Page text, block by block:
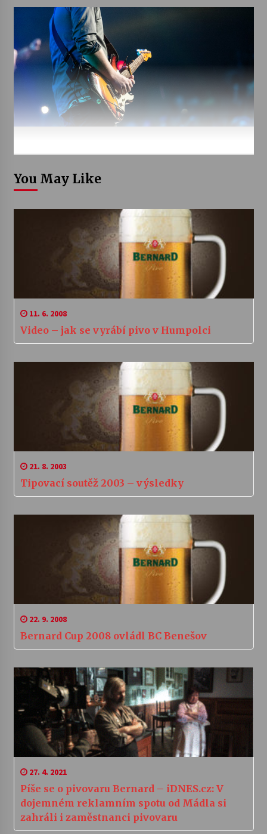
You May Like
11. 6. 2008
Video – jak se vyrábí pivo v Humpolci
21. 8. 2003
Tipovací soutěž 2003 – výsledky
22. 9. 2008
Bernard Cup 2008 ovládl BC Benešov
27. 4. 2021
Píše se o pivovaru Bernard – iDNES.cz: V
dojemném reklamním spotu od Mádla si
zahráli i zaměstnanci pivovaru